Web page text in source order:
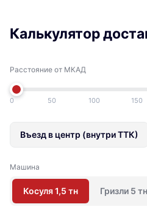
Калькулятор
Расстояние от МКАД
0 50 100 150
Въезд в центр (внутри ТТК)
Машина
Косуля 1,5 тн Гризли 5 тн